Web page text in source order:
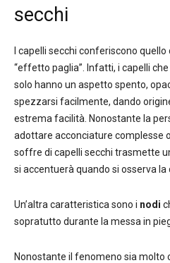
secchi
I capelli secchi conferiscono
“effetto paglia”. Infatti, i capelli
solo hanno un aspetto spento,
spezzarsi facilmente, dando
estrema facilità. Nonostante la
adottare acconciature complesse
soffre di capelli secchi trasmette
si accentuerà quando si osserva la
Un’altra caratteristica sono i nodi
sopratutto durante la messa in
Nonostante il fenomeno sia molto